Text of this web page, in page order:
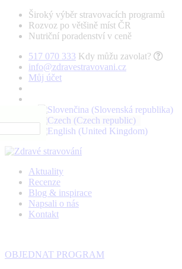
Široký výběr stravovacích programů
Rozvoz po většině míst ČR
Nutriční poradenství v ceně
517 070 333 Kdy můžu zavolat?
info@zdravestravovani.cz
Můj účet
Aktuality
Recenze
Blog & inspirace
Napsali o nás
Kontakt
OBJEDNAT PROGRAM